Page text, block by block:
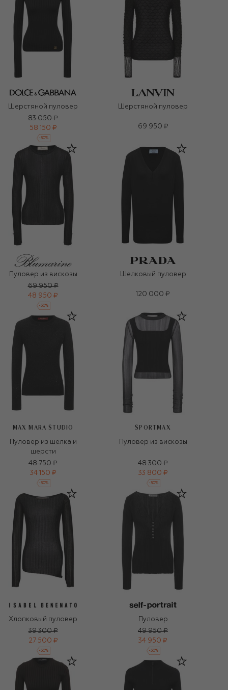
Шерстяной пуловер
83 050 ₽
58 150 ₽
-30%
Шерстяной пуловер
69 950 ₽
Пуловер из вискозы
69 950 ₽
48 950 ₽
-30%
Шелковый пуловер
120 000 ₽
MAX MARA STUDIO
Пуловер из шелка и
шерсти
48 750 ₽
34 150 ₽
-30%
SPORTMAX
Пуловер из вискозы
48 300 ₽
33 800 ₽
-30%
Хлопковый пуловер
39 300 ₽
27 500 ₽
-30%
Пуловер
49 950 ₽
34 950 ₽
-30%